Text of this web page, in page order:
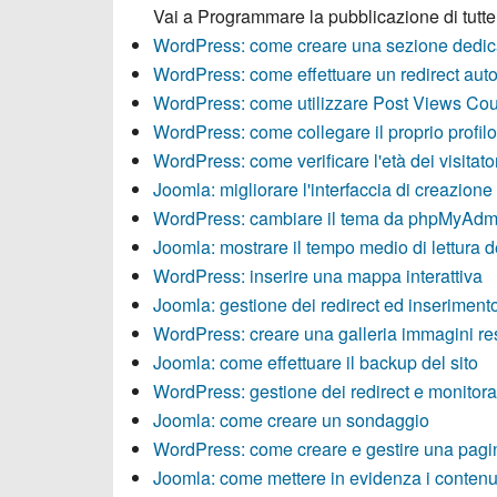
Vai a Programmare la pubblicazione di
WordPress: come creare una sezione
WordPress: come effettuare un redirect
WordPress: come utilizzare Post Views
WordPress: come collegare il proprio
WordPress: come verificare l'età dei
Joomla: migliorare l'interfaccia di
WordPress: cambiare il tema da
Joomla: mostrare il tempo medio di lettura
WordPress: inserire una mappa interattiva
Joomla: gestione dei redirect ed
WordPress: creare una galleria immagini
Joomla: come effettuare il backup del sito
WordPress: gestione dei redirect e
Joomla: come creare un sondaggio
WordPress: come creare e gestire una
Joomla: come mettere in evidenza i